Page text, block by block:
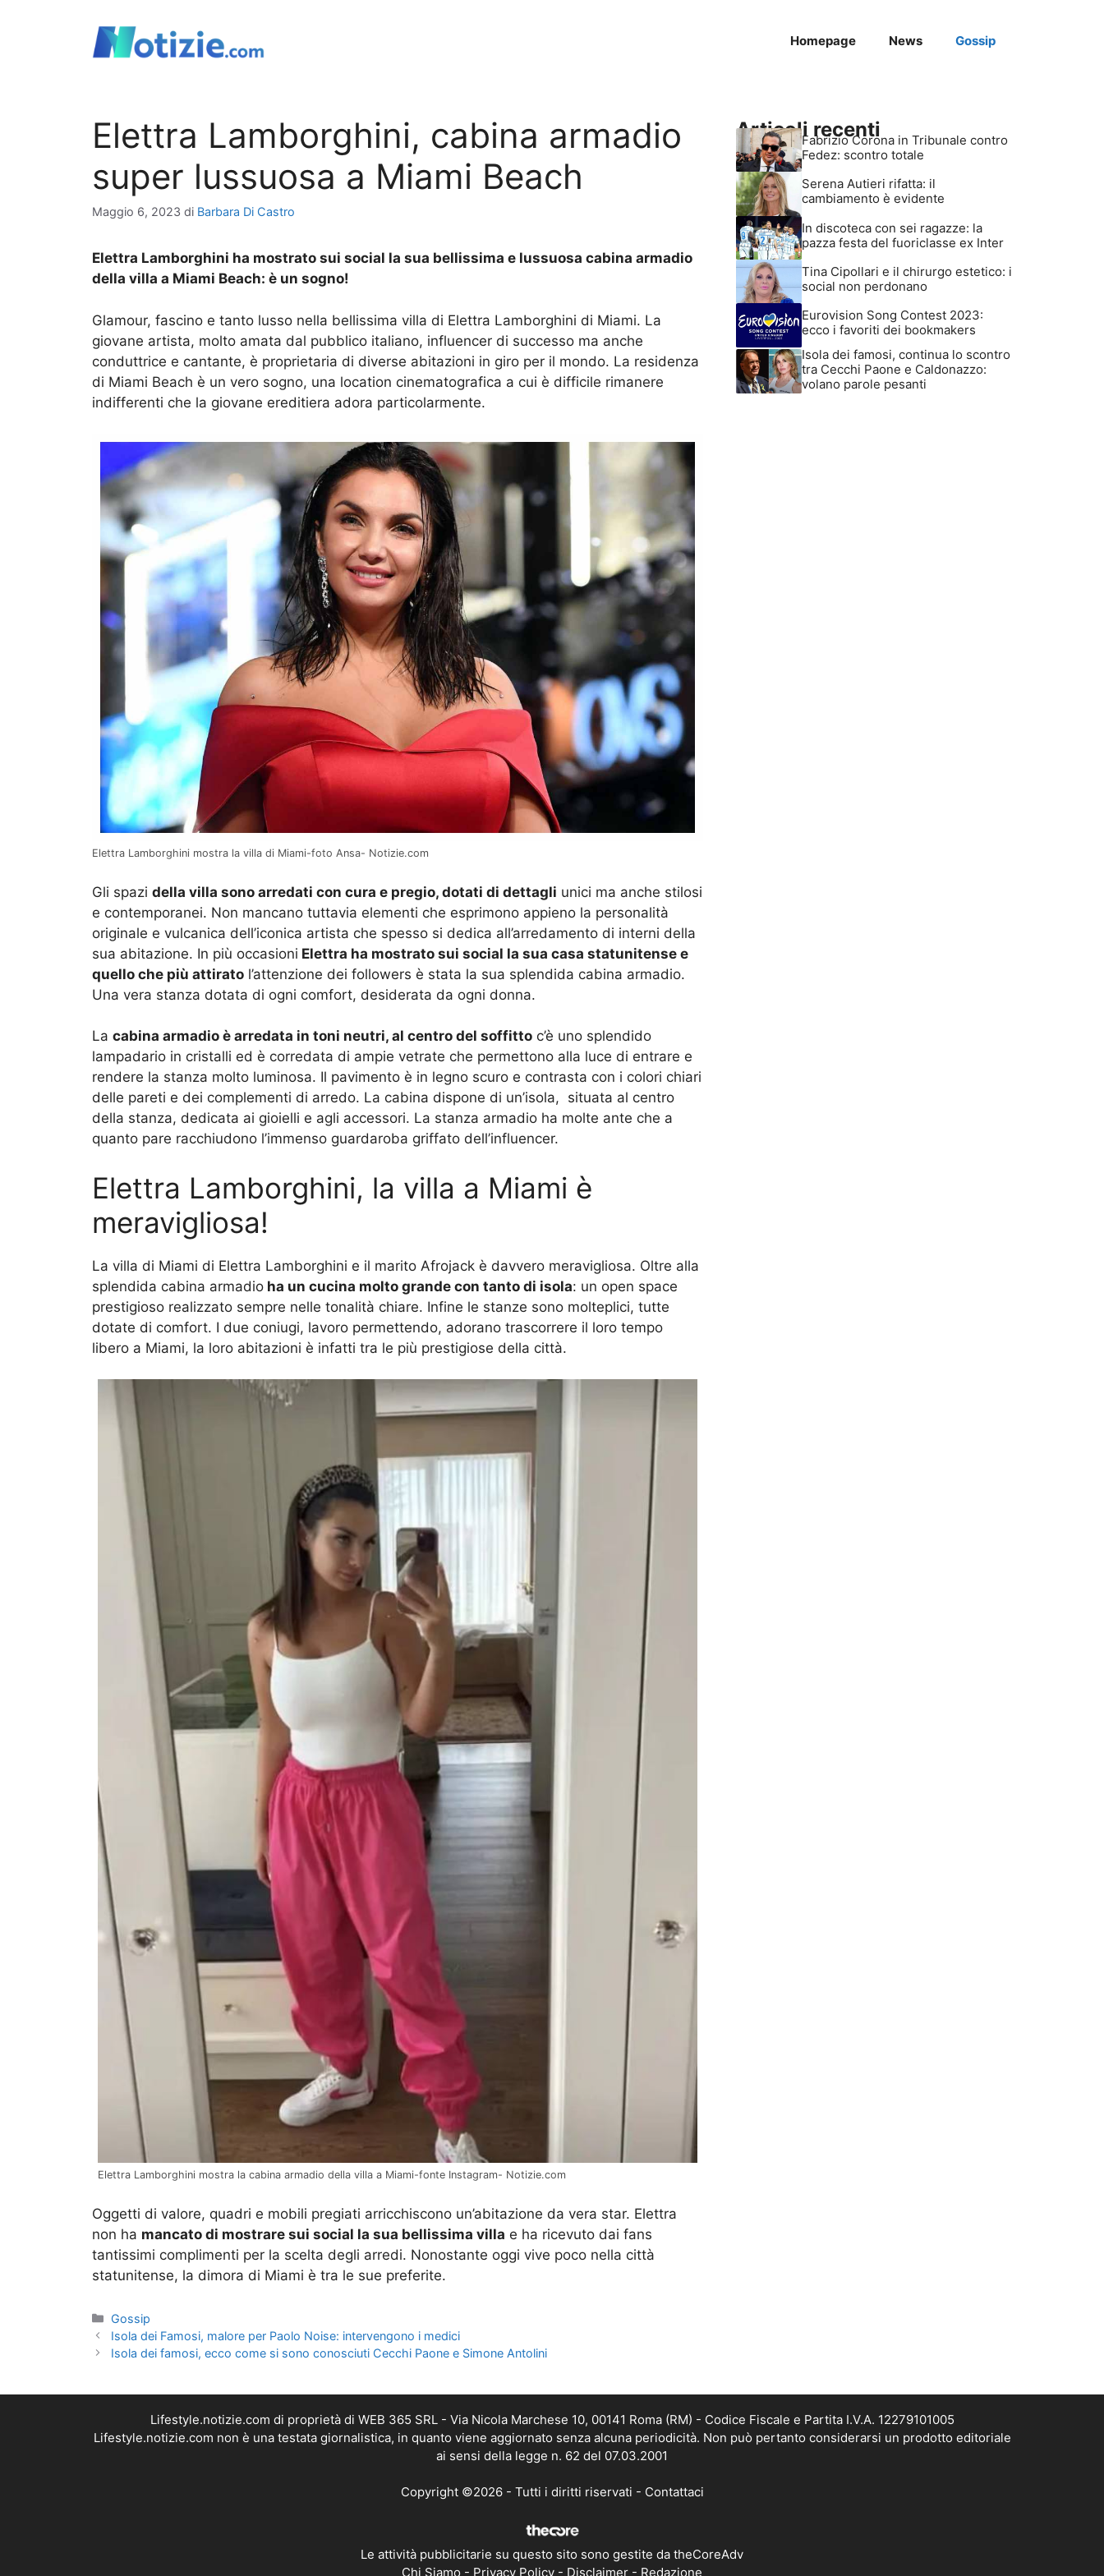
Homepage News Gossip
Elettra Lamborghini, cabina armadio
super lussuosa a Miami Beach
Maggio 6, 2023 di Barbara Di Castro
Elettra Lamborghini ha mostrato sui social la sua bellissima e lussuosa cabina armadio
della villa a Miami Beach: è un sogno!
Glamour, fascino e tanto lusso nella bellissima villa di Elettra Lamborghini di Miami. La
giovane artista, molto amata dal pubblico italiano, influencer di successo ma anche
conduttrice e cantante, è proprietaria di diverse abitazioni in giro per il mondo. La residenza
di Miami Beach è un vero sogno, una location cinematografica a cui è difficile rimanere
indifferenti che la giovane ereditiera adora particolarmente.
Elettra Lamborghini mostra la villa di Miami-foto Ansa- Notizie.com
Gli spazi della villa sono arredati con cura e pregio, dotati di dettagli unici ma anche stilosi
e contemporanei. Non mancano tuttavia elementi che esprimono appieno la personalità
originale e vulcanica dell’iconica artista che spesso si dedica all’arredamento di interni della
sua abitazione. In più occasioni Elettra ha mostrato sui social la sua casa statunitense e
quello che più attirato l’attenzione dei followers è stata la sua splendida cabina armadio.
Una vera stanza dotata di ogni comfort, desiderata da ogni donna.
La cabina armadio è arredata in toni neutri, al centro del soffitto c’è uno splendido
lampadario in cristalli ed è corredata di ampie vetrate che permettono alla luce di entrare e
rendere la stanza molto luminosa. Il pavimento è in legno scuro e contrasta con i colori chiari
delle pareti e dei complementi di arredo. La cabina dispone di un’isola, situata al centro
della stanza, dedicata ai gioielli e agli accessori. La stanza armadio ha molte ante che a
quanto pare racchiudono l’immenso guardaroba griffato dell’influencer.
Elettra Lamborghini, la villa a Miami è
meravigliosa!
La villa di Miami di Elettra Lamborghini e il marito Afrojack è davvero meravigliosa. Oltre alla
splendida cabina armadio ha un cucina molto grande con tanto di isola: un open space
prestigioso realizzato sempre nelle tonalità chiare. Infine le stanze sono molteplici, tutte
dotate di comfort. I due coniugi, lavoro permettendo, adorano trascorrere il loro tempo
libero a Miami, la loro abitazioni è infatti tra le più prestigiose della città.
Elettra Lamborghini mostra la cabina armadio della villa a Miami-fonte Instagram- Notizie.com
Oggetti di valore, quadri e mobili pregiati arricchiscono un’abitazione da vera star. Elettra
non ha mancato di mostrare sui social la sua bellissima villa e ha ricevuto dai fans
tantissimi complimenti per la scelta degli arredi. Nonostante oggi vive poco nella città
statunitense, la dimora di Miami è tra le sue preferite.
Categorie
Gossip
Isola dei Famosi, malore per Paolo Noise: intervengono i medici
Isola dei famosi, ecco come si sono conosciuti Cecchi Paone e Simone Antolini
Articoli recenti
Fabrizio Corona in Tribunale contro
Fedez: scontro totale
Serena Autieri rifatta: il
cambiamento è evidente
In discoteca con sei ragazze: la
pazza festa del fuoriclasse ex Inter
Tina Cipollari e il chirurgo estetico: i
social non perdonano
Eurovision Song Contest 2023:
ecco i favoriti dei bookmakers
Isola dei famosi, continua lo scontro
tra Cecchi Paone e Caldonazzo:
volano parole pesanti
Lifestyle.notizie.com di proprietà di WEB 365 SRL - Via Nicola Marchese 10, 00141 Roma (RM) - Codice Fiscale e Partita I.V.A. 12279101005
Lifestyle.notizie.com non è una testata giornalistica, in quanto viene aggiornato senza alcuna periodicità. Non può pertanto considerarsi un prodotto editoriale
ai sensi della legge n. 62 del 07.03.2001
Copyright ©2026 - Tutti i diritti riservati - Contattaci
Le attività pubblicitarie su questo sito sono gestite da theCoreAdv
Chi Siamo - Privacy Policy - Disclaimer - Redazione